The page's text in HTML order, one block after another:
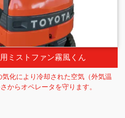
ミストファン霧風くん
化により冷却された空気（外気温
からオペレータを守ります。